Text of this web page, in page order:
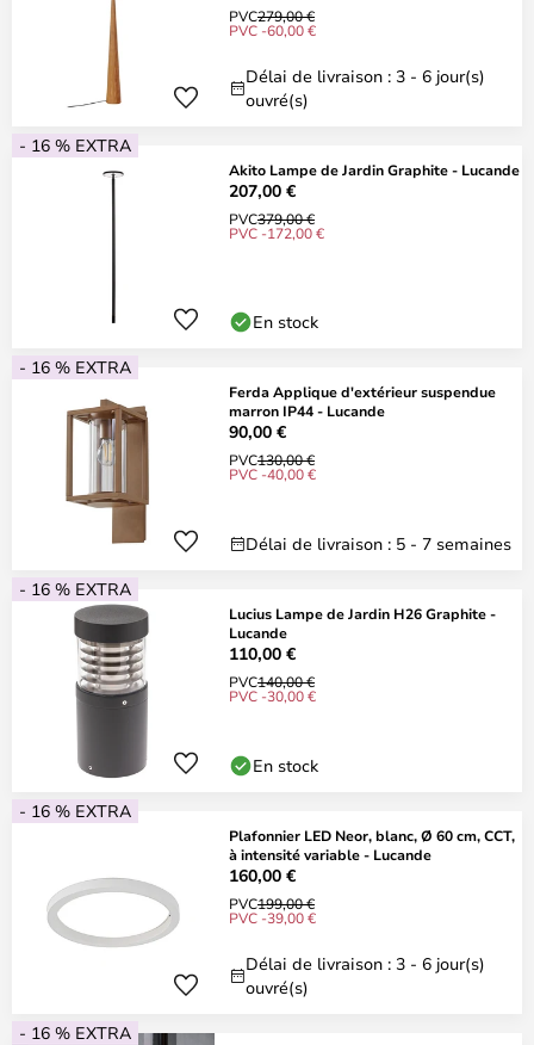
PVC279,00 €
PVC -60,00 €
Délai de livraison : 3 - 6 jour(s)
ouvré(s)
- 16 % EXTRA
Akito Lampe de Jardin Graphite - Lucande
207,00 €
PVC379,00 €
PVC -172,00 €
En stock
- 16 % EXTRA
Ferda Applique d'extérieur suspendue
marron IP44 - Lucande
90,00 €
PVC130,00 €
PVC -40,00 €
Délai de livraison : 5 - 7 semaines
- 16 % EXTRA
Lucius Lampe de Jardin H26 Graphite -
Lucande
110,00 €
PVC140,00 €
PVC -30,00 €
En stock
- 16 % EXTRA
Plafonnier LED Neor, blanc, Ø 60 cm, CCT,
à intensité variable - Lucande
160,00 €
PVC199,00 €
PVC -39,00 €
Délai de livraison : 3 - 6 jour(s)
ouvré(s)
- 16 % EXTRA